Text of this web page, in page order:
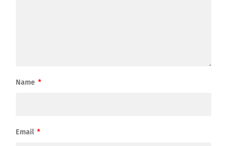
Name *
Email *